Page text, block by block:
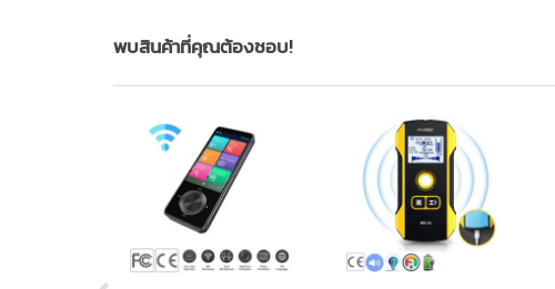
พบสินค้าที่คุณต้องชอบ!